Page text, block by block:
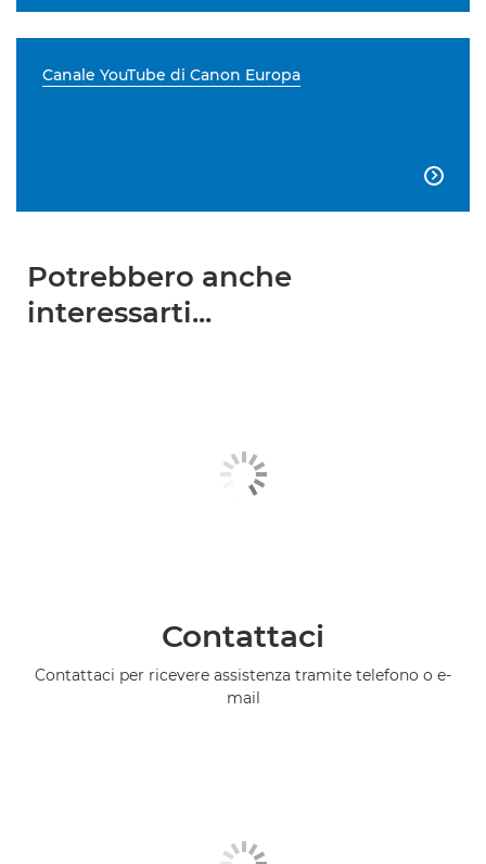
Canale YouTube di Canon Europa

Potrebbero anche
interessarti...
Contattaci
Contattaci per ricevere assistenza tramite telefono o e-
mail